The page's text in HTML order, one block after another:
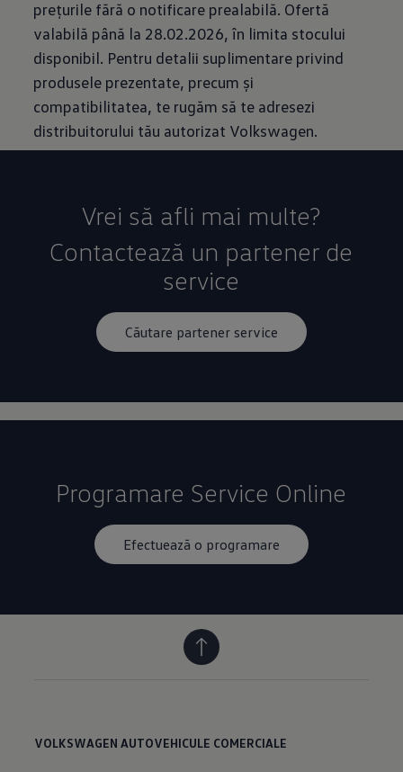
prețurile fără o notificare prealabilă. Ofertă
valabilă până la 28.02.2026, în limita stocului
disponibil. Pentru detalii suplimentare privind
produsele prezentate, precum și
compatibilitatea, te rugăm să te adresezi
distribuitorului tău autorizat Volkswagen.
Vrei să afli mai multe?
Contactează un partener de
service
Căutare partener service
Programare Service Online
Efectuează o programare
VOLKSWAGEN AUTOVEHICULE COMERCIALE